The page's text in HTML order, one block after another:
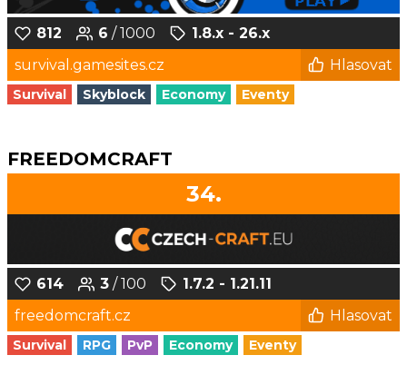
812 6 / 1000
1.8.x - 26.x
survival.gamesites.cz
Hlasovat
Survival Skyblock Economy Eventy
FREEDOMCRAFT
34.
614 3 / 100
1.7.2 - 1.21.11
freedomcraft.cz
Hlasovat
Survival RPG PvP Economy Eventy